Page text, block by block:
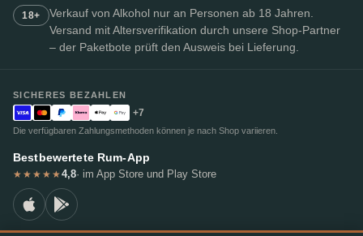
18+
Verkauf von Alkohol nur an Personen ab 18 Jahren.
Versand mit Altersverifikation durch unsere Shop-Partner
– der Paketbote prüft den Ausweis bei Lieferung.
SICHERES BEZAHLEN
+7
Die verfügbaren Zahlungsmethoden können je nach Shop variieren.
Bestbewertete Rum-App
★★★★★4,8· im App Store und Play Store